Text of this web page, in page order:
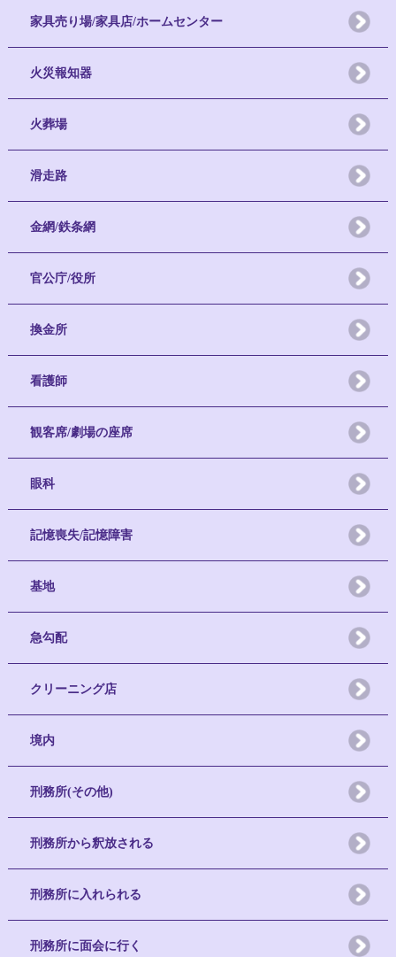
家具売り場/家具店/ホームセンター
火災報知器
火葬場
滑走路
金網/鉄条網
官公庁/役所
換金所
看護師
観客席/劇場の座席
眼科
記憶喪失/記憶障害
基地
急勾配
クリーニング店
境内
刑務所(その他)
刑務所から釈放される
刑務所に入れられる
刑務所に面会に行く